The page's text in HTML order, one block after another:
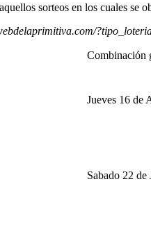
sorteos en los cuales se
Combinación
Jueves 16 de
Sabado 22 de